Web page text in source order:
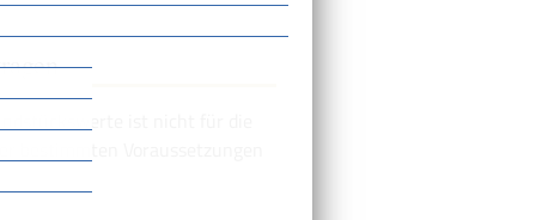
ist nicht für die
Voraussetzungen